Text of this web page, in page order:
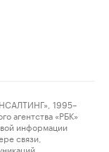
1995–
агентства «РБК»
информации
связи,